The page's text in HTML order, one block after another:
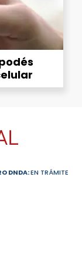
DNDA:EN TRÁMITE